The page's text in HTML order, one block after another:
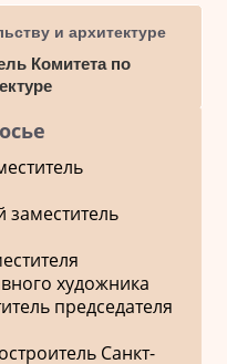
и архитектуре
Комитета по
заместитель
художника
председателя
Санкт-